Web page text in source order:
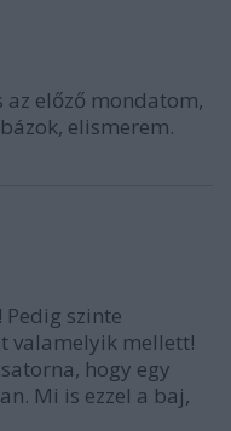
az előző mondatom,
elismerem.
szinte
valamelyik mellett!
hogy egy
Mi is ezzel a baj,